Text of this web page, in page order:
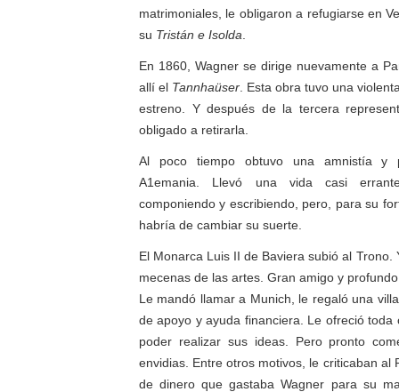
matrimoniales, le obligaron a refugiarse en
su Tristán e Isolda
En 1860, Wagner se dirige nuevamente a
allí el Tannhaüser . Esta obra tuvo una
estreno. Y después de la tercera
obligado a retirarla.
Al poco tiempo obtuvo una amnistía y
A1emania. Llevó una vida casi
componiendo y escribiendo, pero, para su
habría de cambiar su suerte.
El Monarca Luis II de Baviera subió al Trono.
mecenas de las artes. Gran amigo y
Le mandó llamar a Munich, le regaló una
de apoyo y ayuda financiera. Le ofreció toda
poder realizar sus ideas. Pero pronto
envidias. Entre otros motivos, le criticaban al
de dinero que gastaba Wagner para su